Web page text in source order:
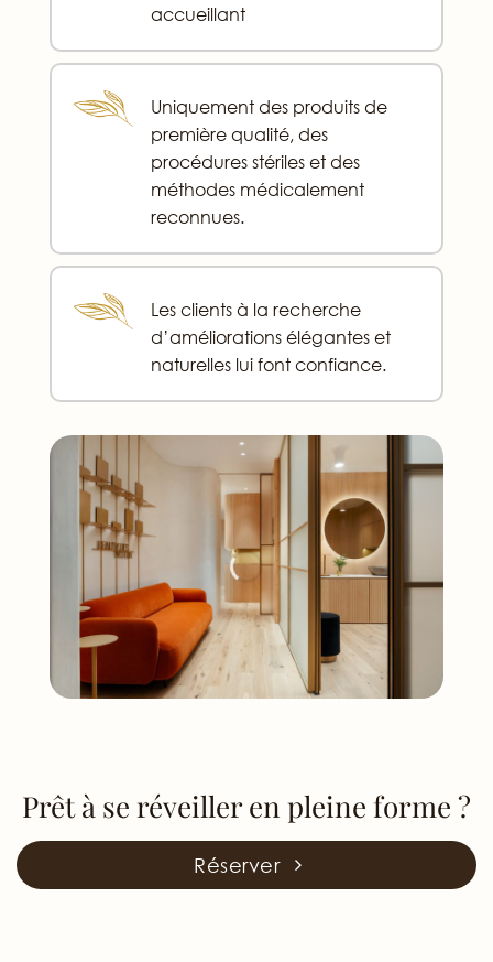
accueillant
Uniquement des produits de
première qualité, des
procédures stériles et des
méthodes médicalement
reconnues.
Les clients à la recherche
d’améliorations élégantes et
naturelles lui font confiance.
Prêt à se réveiller en pleine forme ?
Réserver